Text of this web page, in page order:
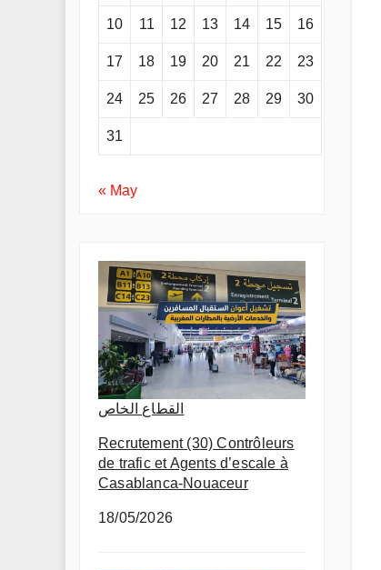
10 11 12 13 14 15 16
17 18 19 20 21 22 23
24 25 26 27 28 29 30
31
« May
القطاع الخاص
Recrutement (30) Contrôleurs
de trafic et Agents d’escale à
Casablanca-Nouaceur
18/05/2026